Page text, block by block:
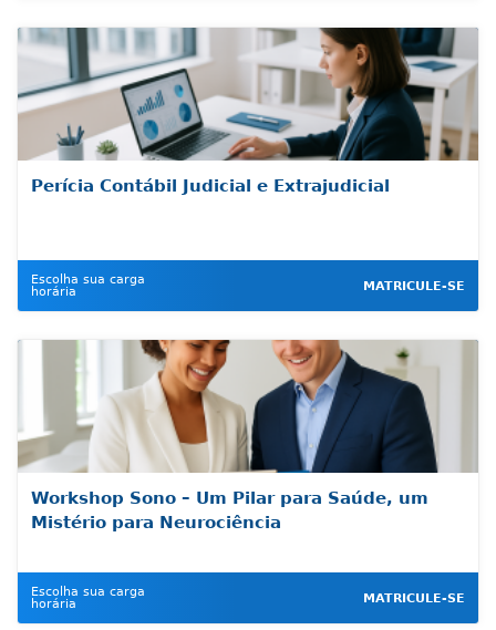
Perícia Contábil Judicial e Extrajudicial
Escolha sua carga
horária
MATRICULE-SE
Workshop Sono – Um Pilar para Saúde, um
Mistério para Neurociência
Escolha sua carga
horária
MATRICULE-SE